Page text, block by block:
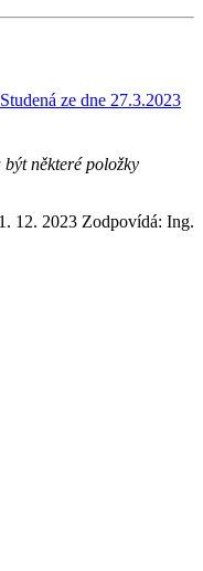
ze dne 27.3.2023
některé položky
12. 2023 Zodpovídá: Ing.